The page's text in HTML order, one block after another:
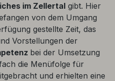
im Zellertal gibt. Hier
von dem Umgang
gestellte Zeit, das
Vorstellungen der
bei der Umsetzung
die Menüfolge für
und erhielten eine